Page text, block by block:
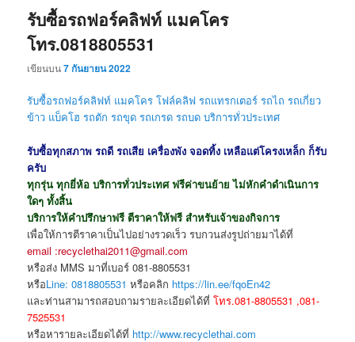
รับซื้อรถฟอร์คลิฟท์ แมคโคร
โทร.0818805531
เขียนบน7 กันยายน 2022
รับซื้อรถฟอร์คลิฟท์ แมคโคร โฟล์คลิฟ รถแทรกเตอร์ รถไถ รถเกี่ยว
ข้าว แบ็คโฮ รถตัก รถขุด รถเกรด รถบด บริการทั่วประเทศ
รับซื้อทุกสภาพ รถดี รถเสีย เครื่องพัง จอดทิ้ง เหลือแต่โครงเหล็ก ก็รับ
ครับ
ทุกรุ่น ทุกยี่ห้อ บริการทั่วประเทศ ฟรีค่าขนย้าย ไม่หักคำดำเนินการ
ใดๆ ทั้งสิ้น
บริการให้คำปรึกษาฟรี ตีราคาให้ฟรี สำหรับเจ้าของกิจการ
เพื่อให้การตีราคาเป็นไปอย่างรวดเร็ว รบกวนส่งรูปถ่ายมาได้ที่
email :recyclethai2011@gmail.com
หรือส่ง MMS มาที่เบอร์ 081-8805531
หรือLine: 0818805531 หรือคลิก https://lin.ee/fqoEn42
และท่านสามารถสอบถามรายละเอียดได้ที่โทร.081-8805531 ,081-
7525531
หรือหารายละเอียดได้ที่ http://www.recyclethai.com